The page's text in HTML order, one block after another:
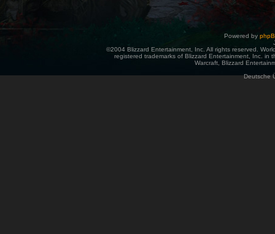
Powered by
©2004 Blizzard Entertainment, Inc. All rights reserved.
registered trademarks of Blizzard Entertainment, Inc. in
Warcraft, Blizzard
Deutsche